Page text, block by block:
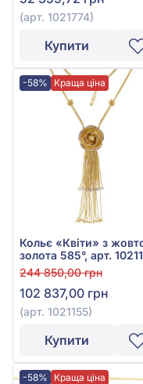
(арт. 1021774)
Купити
-58% Краща ціна
Кольє «Квіти» з
золота 585°, арт.
244 850,00 грн
102 837,00 грн
(арт. 1021155)
Купити
-58% Краща ціна